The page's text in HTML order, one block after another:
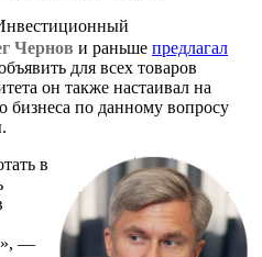
Чернов и раньше предлагал
для всех товаров
он также настаивал на
по данному вопросу
в
—